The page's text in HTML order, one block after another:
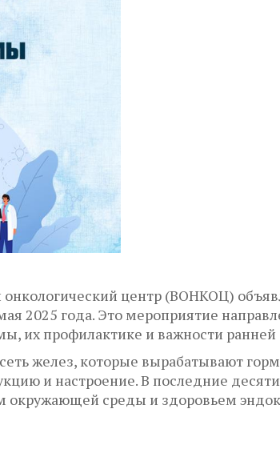
центр (ВОНКОЦ)
2025 года. Это мероприятие
их профилактике и важности ранней
желез, которые вырабатывают
и настроение. В последние
среды и здоровьем